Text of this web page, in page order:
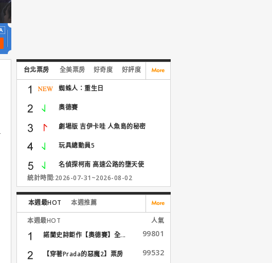
台北票房 全美票房 好奇度 好評度
蜘蛛人：重生日
奧德賽
劇場版 吉伊卡哇 人魚島的秘密
玩具總動員5
名偵探柯南 高速公路的墮天使
統計時間:2026-07-31~2026-08-02
本週最HOT 本週推薦
本週最HOT
人氣
諾蘭史詩鉅作【奧德賽】全...
99801
【穿著Prada的惡魔2】票房
99532